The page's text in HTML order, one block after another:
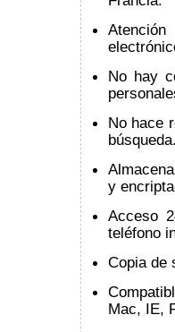
No hay
No hace
búsqueda.
y
Acceso
teléfono
Copia de
Mac, IE,